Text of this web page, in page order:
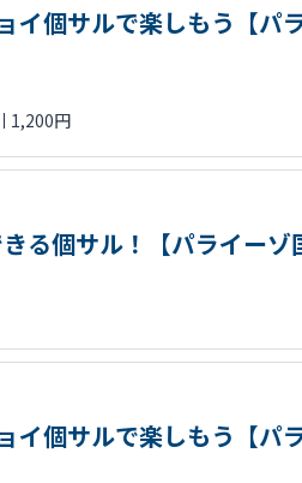
個サルで楽しもう【パ
1,200円
個サル！【パライーゾ
個サルで楽しもう【パ